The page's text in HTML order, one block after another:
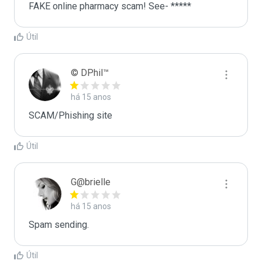
FAKE online pharmacy scam! See- *****
Útil
© DPhil™
há 15 anos
SCAM/Phishing site
Útil
G@brielle
há 15 anos
Spam sending.
Útil